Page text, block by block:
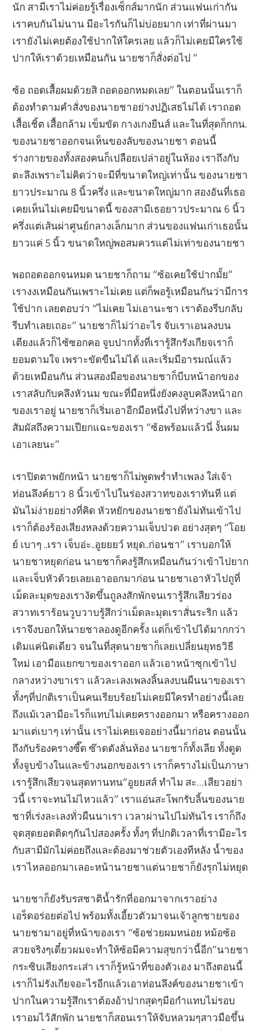
นัก สามีเราไม่ค่อยรู้เรื่องเซ็กส์มากนัก ส่วนแฟนเก่ากัน
เราคบกันไม่นาน มีอะไรกันก็ไม่บ่อยมาก เท่าที่ผ่านมา
เรายังไม่เคยต้องใช้ปากให้ใครเลย แล้วก็ไม่เคยมีใครใช้
ปากให้เราด้วยเหมือนกัน นายชาก็สั่งต่อไป ”
ซ้อ ถอดเสื้อผมด้วยสิ ถอดออกหมดเลย” ในตอนนั้นเราก็
ต้องทำตามคำสั่งของนายชาอย่างปฏิเสธไม่ได้ เราถอด
เสื้อเชิ้ต เสื้อกล้าม เข็มขัด กางเกงยีนส์ และในที่สุดก็กกน.
ของนายชาออกจนเห็นของลับของนายชา ตอนนี้
ร่างกายของทั้งสองคนก็เปลือยเปล่าอยู่ในห้อง เราถึงกับ
ตะลึงเพราะไม่คิดว่าจะมีที่ขนาดใหญ่เท่านั้น ของนายชา
ยาวประมาณ 8 นิ้วครึ่ง และขนาดใหญ่มาก สองอันที่เธอ
เคยเห็นไม่เคยมีขนาดนี้ ของสามีเธอยาวประมาณ 6 นิ้ว
ครึ่งแต่เส้นผ่าศูนย์กลางเล็กมาก ส่วนของแฟนเก่าเธอนั้น
ยาวแค่ 5 นิ้ว ขนาดใหญ่พอสมควรแต่ไม่เท่าของนายชา
พอถอดออกจนหมด นายชาก็ถาม “ซ้อเคยใช้ปากมั้ย”
เรางงเหมือนกันเพราะไม่เคย แต่ก็พอรู้เหมือนกันว่ามีการ
ใช้ปาก เลยตอบว่า “ไม่เคย ไม่เอานะชา เราต้องรีบกลับ
รีบทำเลยเถอะ” นายชาก็ไม่ว่าอะไร จับเราเอนลงบน
เตียงแล้วก็ไซ้ซอกคอ จูบปากทั้งที่เรารู้สึกรังเกียจเราก็
ยอมตามใจ เพราะขัดขืนไม่ได้ และเริ่มมีอารมณ์แล้ว
ด้วยเหมือนกัน ส่วนสองมือของนายชาก็บีบหน้าอกของ
เราสลับกับคลึงหัวนม ขณะที่มือหนึ่งยังคงลูบคลึงหน้าอก
ของเราอยู่ นายชาก็เริ่มเอาอีกมือหนึ่งไปที่หว่างขา และ
สัมผัสถึงความเปียกแฉะของเรา “ซ้อพร้อมแล้วนี่ งั้นผม
เอาเลยนะ”
เราปิดตาพยักหน้า นายชาก็ไม่พูดพร่ำทำเพลง ใส่เจ้า
ท่อนลึงค์ยาว 8 นิ้วเข้าไปในร่องสวาทของเราทันที แต่
มันไม่ง่ายอย่างที่คิด หัวหยักของนายชายังไม่ทันเข้าไป
เราก็ต้องร้องเสียงหลงด้วยความเจ็บปวด อย่างสุดๆ “โอย
ย์ เบาๆ ..เรา เจ็บอ่ะ..อูยยยว์ หยุด..ก่อนชา” เราบอกให้
นายชาหยุดก่อน นายชาก็คงรู้สึกเหมือนกันว่าเข้าไปยาก
และเจ็บหัวด้วยเลยเอาออกมาก่อน นายชาเอาหัวไปถูที่
เม็ดละมุดของเรางัดขึ้นถูลงสักพักจนเรารู้สึกเสียวร่อง
สวาทเราร้อนวูบวาบรู้สึกว่าเม็ดละมุดเราสั่นระริก แล้ว
เราจึงบอกให้นายชาลองดูอีกครั้ง แต่ก็เข้าไปได้มากกว่า
เดิมแค่นิดเดียว จนในที่สุดนายชาก็เลยเปลี่ยนยุทธวิธี
ใหม่ เอามือแยกขาของเราออก แล้วเอาหน้าซุกเข้าไป
กลางหว่างขาเรา แล้วละเลงเพลงลิ้นลงบนผืนนาของเรา
ทั้งๆที่ปกติเราเป็นคนเรียบร้อยไม่เคยมีใครทำอย่างนี้เลย
ถึงแม้เวลามีอะไรก็แทบไม่เคยครางออกมา หรือครางออก
มาแต่เบาๆ เท่านั้น เราไม่เคยเจออย่างนี้มาก่อน ตอนนั้น
ถึงกับร้องครางซี๊ด ซ๊าดดังลั่นห้อง นายชาก็ทั้งเลีย ทั้งดูด
ทั้งจูบข้างในและข้างนอกของเรา เราก็ครางไม่เป็นภาษา
เรารู้สึกเสียวจนสุดทานทน”อูยยสส์ ทำไม สะ…เสียวอย่า
วนี้ เราจะทนไม่ไหวแล้ว” เราแอ่นสะโพกรับลิ้นของนาย
ชาที่เร่งละเลงทั่วผืนนาเรา เวลาผ่านไปไม่ทันไร เราก็ถึง
จุดสุดยอดติดๆกันไปสองครั้ง ทั้งๆ ที่ปกติเวลาที่เรามีอะไร
กับสามีมักไม่ค่อยถึงและต้องมาช่วยตัวเองทีหลัง น้ำของ
เราไหลออกมาเลอะหน้านายชาแต่นายชาก็ยังรุกไม่หยุด
นายชาก็ยังรับรสชาติน้ำรักที่ออกมาจากเราอย่าง
เอร็ดอร่อยต่อไป พร้อมทั้งเอี้ยวตัวมาจนเจ้าลูกชายของ
นายชามาอยู่ที่หน้าของเรา “ซ้อช่วยผมหน่อย หม้อซ้อ
สวยจริงๆเดี๋ยวผมจะทำให้ซ้อมีความสุขกว่านี้อีก”นายชา
กระซิบเสียงกระเส่า เราก็รู้หน้าที่ของตัวเอง มาถึงตอนนี้
เราก็ไม่รังเกียจอะไรอีกแล้วเอาท่อนลึงค์ของนายชาเข้า
ปากในความรู้สึกเราต้องอ้าปากสุดๆมีอกำแทบไม่รอบ
เราอมไว้สักพัก นายชาก็สอนเราให้จับหลวมๆสาวมือขึ้น